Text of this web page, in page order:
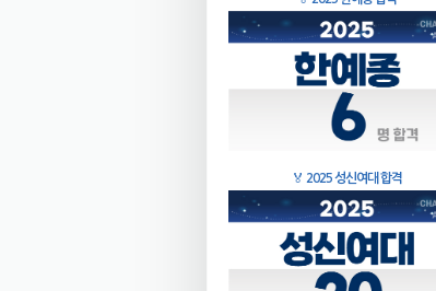
🏅 2025 성신여대 합격